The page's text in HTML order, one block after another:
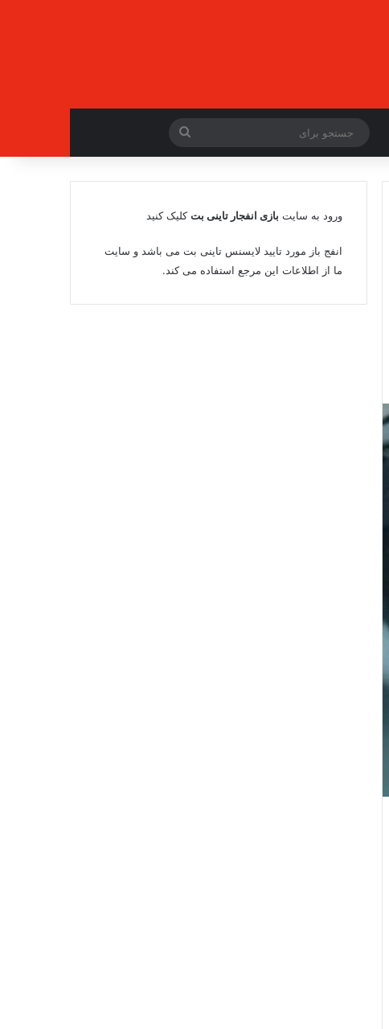
جستجو
برای
ورود به سایت بازی انفجار تاینی بتکلیک کنید
انفج باز مورد تایید لایسنس تاینی بت می باشد و سایت
ما از اطلاعات این مرجع استفاده می کند.